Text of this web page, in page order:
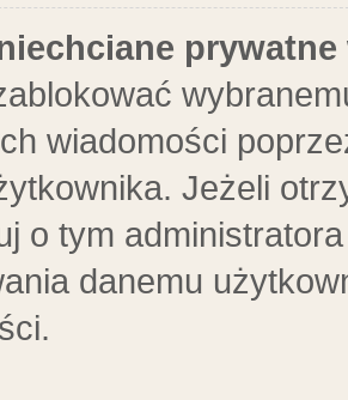
wiadomości
Jeżeli
o tym
danemu